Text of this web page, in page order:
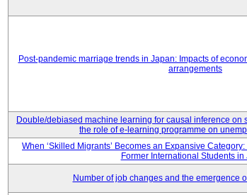
Post-pandemic marriage trends in Japan: Impacts of
arrangements
Double/debiased machine learning for causal inference on
the role of e-learning programme on
When ‘Skilled Migrants’ Becomes an Expansive
Former International Students in
Number of job changes and the emergence